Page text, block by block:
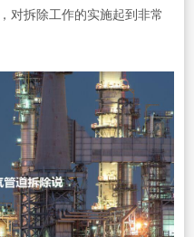
对拆除工作的实施起到非常